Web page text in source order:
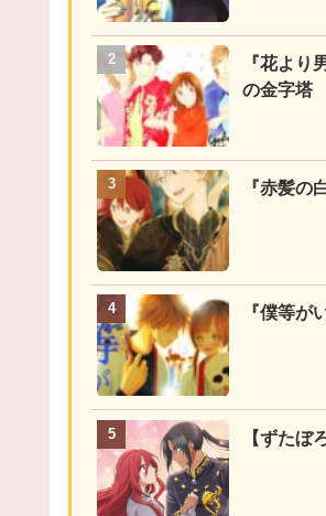
『花より
の金字塔
『赤髪の
『僕等が
【ずたぼ